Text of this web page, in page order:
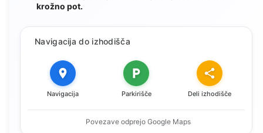
krožno pot.
Navigacija do izhodišča
Navigacija Parkirišče Deli izhodišče
Povezave odprejo Google Maps